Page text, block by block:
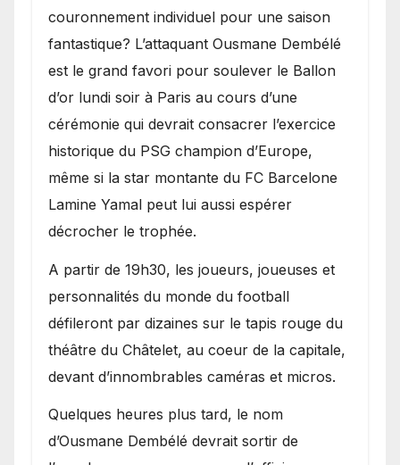
couronnement individuel pour une saison
fantastique? L’attaquant Ousmane Dembélé
est le grand favori pour soulever le Ballon
d’or lundi soir à Paris au cours d’une
cérémonie qui devrait consacrer l’exercice
historique du PSG champion d’Europe,
même si la star montante du FC Barcelone
Lamine Yamal peut lui aussi espérer
décrocher le trophée.
A partir de 19h30, les joueurs, joueuses et
personnalités du monde du football
défileront par dizaines sur le tapis rouge du
théâtre du Châtelet, au coeur de la capitale,
devant d’innombrables caméras et micros.
Quelques heures plus tard, le nom
d’Ousmane Dembélé devrait sortir de